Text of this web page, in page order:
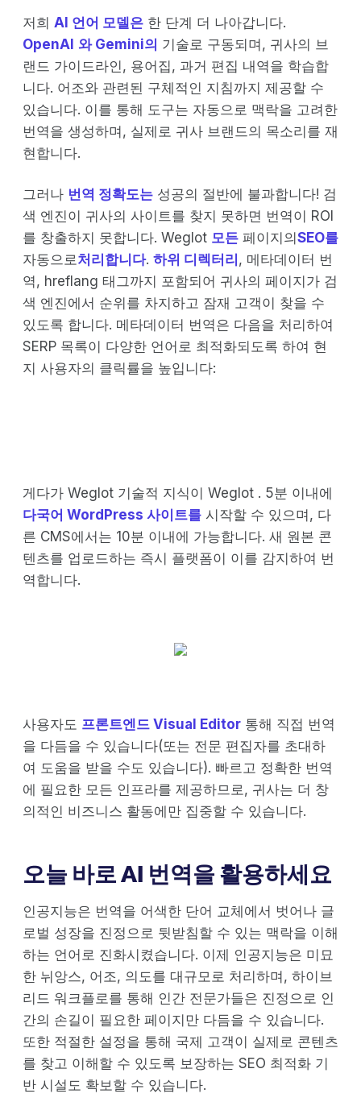
저희 AI 언어 모델은 한 단계 더 나아갑니다.
OpenAI 와 Gemini의 기술로 구동되며, 귀사의 브
랜드 가이드라인, 용어집, 과거 편집 내역을 학습합
니다. 어조와 관련된 구체적인 지침까지 제공할 수
있습니다. 이를 통해 도구는 자동으로 맥락을 고려한
번역을 생성하며, 실제로 귀사 브랜드의 목소리를 재
현합니다.
그러나 번역 정확도는 성공의 절반에 불과합니다! 검
색 엔진이 귀사의 사이트를 찾지 못하면 번역이 ROI
를 창출하지 못합니다. Weglot 모든 페이지의SEO를
자동으로처리합니다. 하위 디렉터리 , 메타데이터 번
역, hreflang 태그까지 포함되어 귀사의 페이지가 검
색 엔진에서 순위를 차지하고 잠재 고객이 찾을 수
있도록 합니다. 메타데이터 번역은 다음을 처리하여
SERP 목록이 다양한 언어로 최적화되도록 하여 현
지 사용자의 클릭률을 높입니다:
게다가 Weglot 기술적 지식이 Weglot . 5분 이내에
다국어 WordPress 사이트를 시작할 수 있으며, 다
른 CMS에서는 10분 이내에 가능합니다. 새 원본 콘
텐츠를 업로드하는 즉시 플랫폼이 이를 감지하여 번
역합니다.
사용자도 프론트엔드 Visual Editor 통해 직접 번역
을 다듬을 수 있습니다(또는 전문 편집자를 초대하
여 도움을 받을 수도 있습니다). 빠르고 정확한 번역
에 필요한 모든 인프라를 제공하므로, 귀사는 더 창
의적인 비즈니스 활동에만 집중할 수 있습니다.
오늘 바로 AI 번역을 활용하세요
인공지능은 번역을 어색한 단어 교체에서 벗어나 글
로벌 성장을 진정으로 뒷받침할 수 있는 맥락을 이해
하는 언어로 진화시켰습니다. 이제 인공지능은 미묘
한 뉘앙스, 어조, 의도를 대규모로 처리하며, 하이브
리드 워크플로를 통해 인간 전문가들은 진정으로 인
간의 손길이 필요한 페이지만 다듬을 수 있습니다.
또한 적절한 설정을 통해 국제 고객이 실제로 콘텐츠
를 찾고 이해할 수 있도록 보장하는 SEO 최적화 기
반 시설도 확보할 수 있습니다.